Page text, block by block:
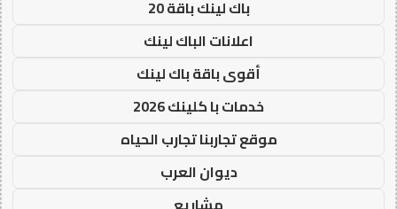
باك لينك باقة 20
اعلانات الباك لينك
أقوى باقة باك لينك
خدمات با كلينك 2026
موقع تجاربنا تجارب الحياه
ديوان العرب